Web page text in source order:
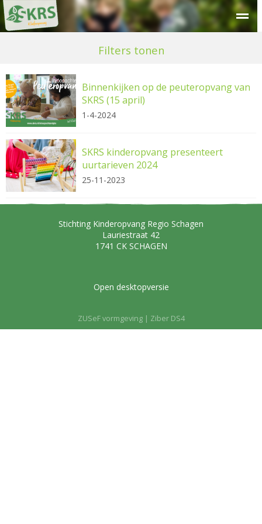
Kinderdagverblijf Peuteropvang
Filters tonen
Binnenkijken op de peuteropvang van
SKRS (15 april)
1-4-2024
SKRS kinderopvang presenteert
uurtarieven 2024
25-11-2023
Stichting Kinderopvang Regio Schagen
Lauriestraat 42
1741 CK SCHAGEN
Open desktopversie
ZUSeF vormgeving | Ziber DS4